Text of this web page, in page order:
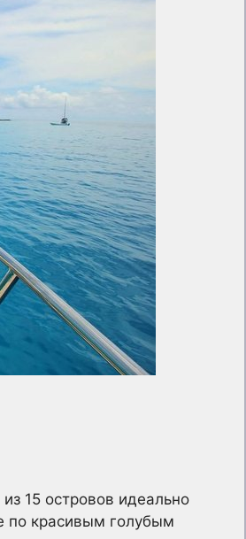
15 островов идеально
по красивым голубым